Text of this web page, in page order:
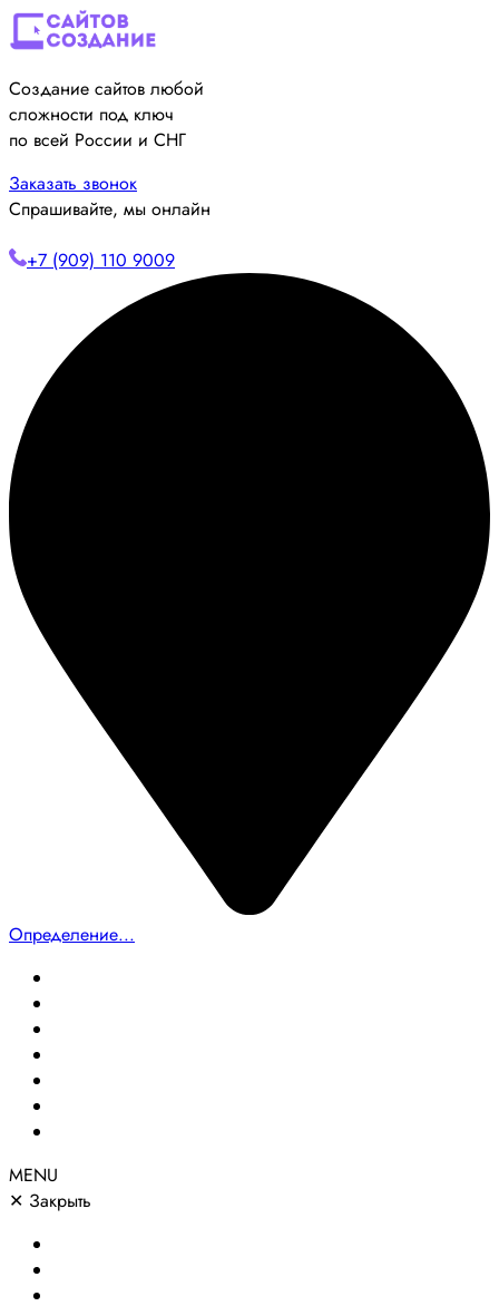
Создание сайтов любой
сложности под ключ
по всей России и СНГ
Заказать звонок
Спрашивайте, мы онлайн
+7 (909) 110 9009
Определение...
MENU
✕ Закрыть